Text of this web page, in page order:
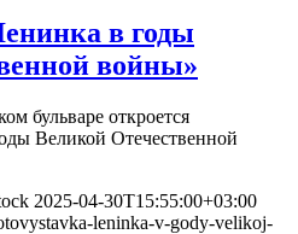
в годы
войны»
бульваре откроется
Великой Отечественной
2025-04-30T15:55:00+03:00
leninka-v-gody-velikoj-